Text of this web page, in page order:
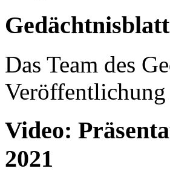
Das Team des
Veröffentlichung
Video:
2021